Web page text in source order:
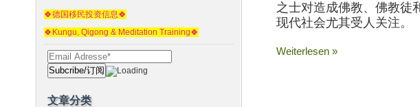
之士对造成佛教、佛教徒
现代社会尤其受人关注。
Weiterlesen »
🍀德国移民投资信息🍀
🍀Kungu, Qigong & Meditation Training🍀
文章分类